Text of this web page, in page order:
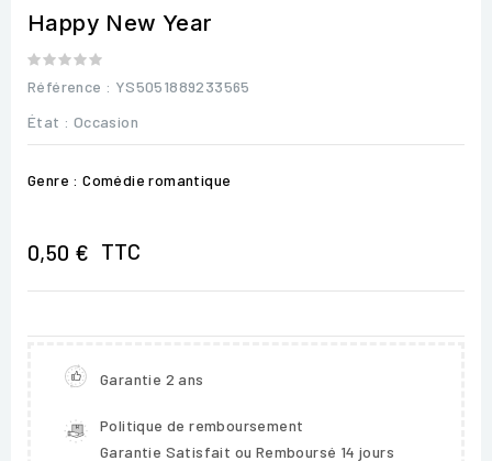
Happy New Year
Référence : YS5051889233565
État : Occasion
Genre : Comédie romantique
0,50 € TTC
Garantie 2 ans
Politique de remboursement
Garantie Satisfait ou Remboursé 14 jours